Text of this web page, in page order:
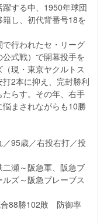
する中、1950年球団
し、初代背番号18を
行われたセ・リーグ
式戦）で開幕投手を
現・東京ヤクルトス
2本に抑え、完封勝利
たらす。その年、右手
まされながらも10勝
95歳／右投右打／投
瀬～阪急軍、阪急ブ
ズ～阪急ブレーブス
合88勝102敗 防御率